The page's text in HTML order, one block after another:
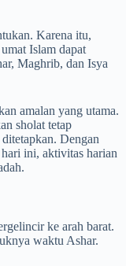
Karena itu,
Islam dapat
Maghrib, dan Isya
amalan yang utama.
sholat tetap
Dengan
ini, aktivitas harian
ke arah barat.
waktu Ashar.